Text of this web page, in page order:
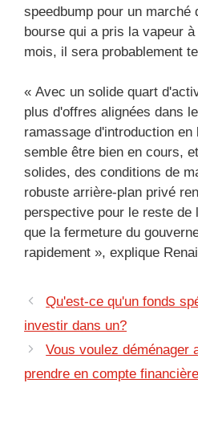
speedbump pour un marché
bourse qui a pris la vapeur
mois, il sera probablement
« Avec un solide quart
plus d'offres alignées dans
ramassage d'introduction en
semble être bien en cours,
solides, des conditions de
robuste arrière-plan privé
perspective pour le reste de
que la fermeture du
rapidement », explique
Qu'est-ce qu'un fonds
investir dans un?
Vous voulez déménager
prendre en compte